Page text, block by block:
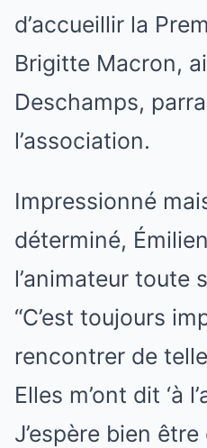
d’accueillir la
Brigitte Macron,
Deschamps,
l’association.
Impressionné
déterminé,
l’animateur toute
“C’est toujours
rencontrer de
Elles m’ont dit ‘à
J’espère bien